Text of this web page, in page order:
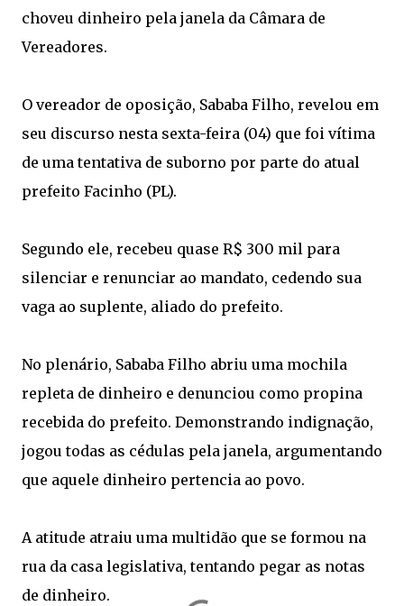
choveu dinheiro pela janela da Câmara de
Vereadores.
O vereador de oposição, Sababa Filho, revelou em
seu discurso nesta sexta-feira (04) que foi vítima
de uma tentativa de suborno por parte do atual
prefeito Facinho (PL).
Segundo ele, recebeu quase R$ 300 mil para
silenciar e renunciar ao mandato, cedendo sua
vaga ao suplente, aliado do prefeito.
No plenário, Sababa Filho abriu uma mochila
repleta de dinheiro e denunciou como propina
recebida do prefeito. Demonstrando indignação,
jogou todas as cédulas pela janela, argumentando
que aquele dinheiro pertencia ao povo.
A atitude atraiu uma multidão que se formou na
rua da casa legislativa, tentando pegar as notas
de dinheiro.